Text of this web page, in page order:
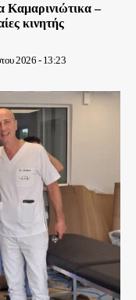
Καμαρινιώτικα –
κινητής
2026 - 13:23